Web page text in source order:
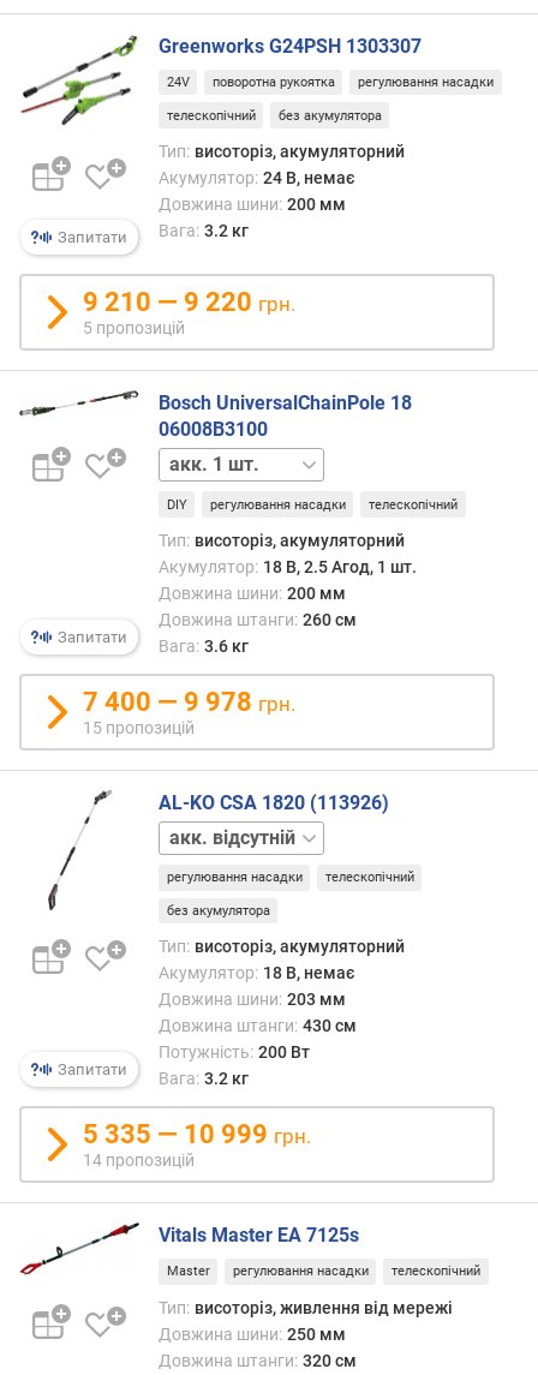
ь
м
у
д
Б
в
г
г
д
а
н
(
д
в
ж
ш
т
н
с
к
Запитати
Greenworks G24PSH 1303307
24V поворотна рукоятка регулювання насадки
телескопічний без акумулятора
Тип: висоторіз, акумуляторний
Акумулятор: 24 В, немає
Довжина шини: 200 мм
Вага: 3.2 кг
9 210 — 9 220 грн.
5 пропозицій
Запитати
Bosch UniversalChainPole 18
06008B3100
акк.
відсутній
DIY регулювання насадки телескопічний
Тип: висоторіз, акумуляторний
Акумулятор: 18 В, 2.5 Агод, 1 шт.
Довжина шини: 200 мм
Довжина штанги: 260 см
Вага: 3.6 кг
7 400 — 9 978 грн.
15 пропозицій
Запитати
AL-KO CSA 1820 (113926)
акк.
1
шт.
регулювання насадки телескопічний
без акумулятора
Тип: висоторіз, акумуляторний
Акумулятор: 18 В, немає
Довжина шини: 203 мм
Довжина штанги: 430 см
Потужність: 200 Вт
Вага: 3.2 кг
5 335 — 10 999 грн.
14 пропозицій
Vitals Master EA 7125s
Master регулювання насадки телескопічний
Тип: висоторіз, живлення від мережі
Довжина шини: 250 мм
Довжина штанги: 320 см